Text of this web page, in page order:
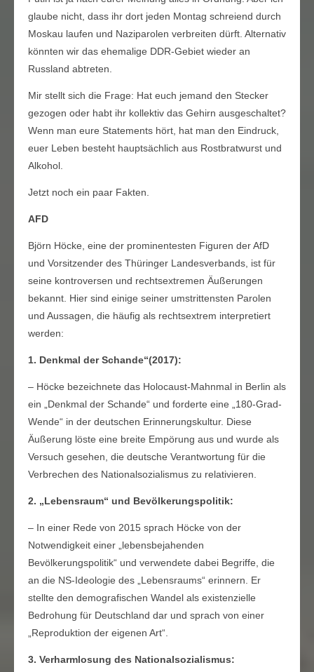
glaube nicht, dass ihr dort jeden Montag schreiend durch
Moskau laufen und Naziparolen verbreiten dürft. Alternativ
könnten wir das ehemalige DDR-Gebiet wieder an
Russland abtreten.
Mir stellt sich die Frage: Hat euch jemand den Stecker
gezogen oder habt ihr kollektiv das Gehirn ausgeschaltet?
Wenn man eure Statements hört, hat man den Eindruck,
euer Leben besteht hauptsächlich aus Rostbratwurst und
Alkohol.
Jetzt noch ein paar Fakten.
AFD
Björn Höcke, eine der prominentesten Figuren der AfD
und Vorsitzender des Thüringer Landesverbands, ist für
seine kontroversen und rechtsextremen Äußerungen
bekannt. Hier sind einige seiner umstrittensten Parolen
und Aussagen, die häufig als rechtsextrem interpretiert
werden:
1. Denkmal der Schande“(2017):
– Höcke bezeichnete das Holocaust-Mahnmal in Berlin als
ein „Denkmal der Schande“ und forderte eine „180-Grad-
Wende“ in der deutschen Erinnerungskultur. Diese
Äußerung löste eine breite Empörung aus und wurde als
Versuch gesehen, die deutsche Verantwortung für die
Verbrechen des Nationalsozialismus zu relativieren.
2. „Lebensraum“ und Bevölkerungspolitik:
– In einer Rede von 2015 sprach Höcke von der
Notwendigkeit einer „lebensbejahenden
Bevölkerungspolitik“ und verwendete dabei Begriffe, die
an die NS-Ideologie des „Lebensraums“ erinnern. Er
stellte den demografischen Wandel als existenzielle
Bedrohung für Deutschland dar und sprach von einer
„Reproduktion der eigenen Art“.
3. Verharmlosung des Nationalsozialismus: